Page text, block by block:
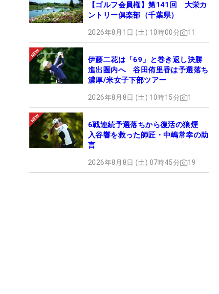
【ゴルフ会員権】第141回 大栄カ
ントリー俱楽部（千葉県）
2026年8月1日 (土) 10時00分 11
伊藤二花は「69」と巻き返し決勝
進出圏内へ 谷田侑里香は予選落ち
濃厚/米女子下部ツアー
2026年8月8日 (土) 10時15分 1
6戦連続予選落ちから復活の狼煙
入谷響を救った師匠・中嶋常幸の助
言
2026年8月8日 (土) 07時45分 19